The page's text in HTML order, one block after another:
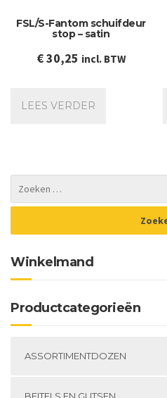
FSL/S-Fantom schuifdeur
stop – satin
€30,25 incl. BTW
LEES VERDER
Winkelmand
Productcategorieën
ASSORTIMENTDOZEN